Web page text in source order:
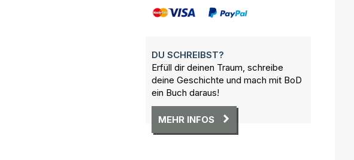
DU SCHREIBST?
Erfüll dir deinen Traum, schreibe
deine Geschichte und mach mit BoD
ein Buch daraus!
MEHR INFOS